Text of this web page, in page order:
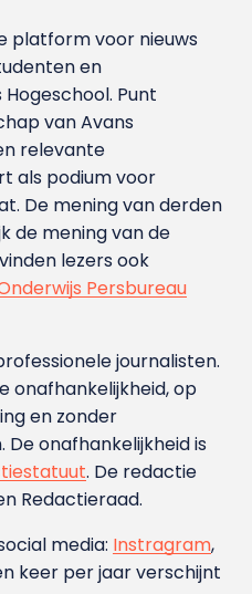
platform voor nieuws
en
Punt
van Avans
relevante
als podium voor
De mening van derden
de mening van de
lezers ook
Persbureau
journalisten.
onafhankelijkheid, op
en zonder
onafhankelijkheid is
. De redactie
Redactieraad.
media: Instragram,
keer per jaar verschijnt